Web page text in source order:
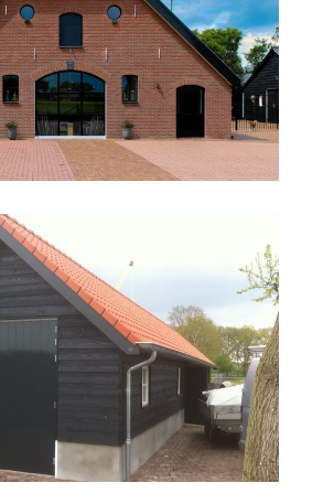
BOERDERIJ
·Renovatie·Verbouw·Woning
SCHUUR
Uitbreiding